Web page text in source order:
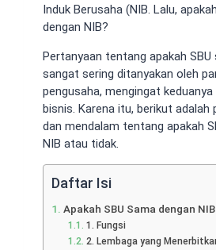
Induk Berusaha (NIB. Lalu,
dengan NIB?
Pertanyaan tentang apakah
sangat sering ditanyakan oleh
pengusaha, mengingat
bisnis. Karena itu, berikut adalah
dan mendalam tentang apakah
NIB atau tidak.
Daftar Isi
Apakah SBU Sama dengan
1. Fungsi
2. Lembaga yang